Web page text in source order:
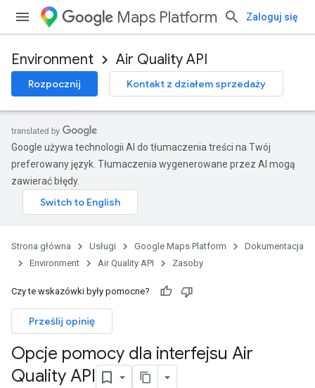
Maps Platform Zaloguj się
Environment Air Quality API
Rozpocznij Kontakt z działem sprzedaży
Google używa technologii AI do tłumaczenia treści na Twój
preferowany język. Tłumaczenia wygenerowane przez AI mogą
zawierać błędy.
Strona główna Usługi Google Maps Platform
Dokumentacja
Environment
Air Quality API Zasoby
Czy te wskazówki były pomocne?
Prześlij opinię
Opcje pomocy dla interfejsu Air
Quality API